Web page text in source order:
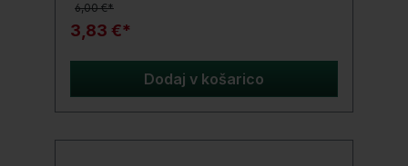
s črnim Daiwa-logotipom. To kompaktno
orodje sodi v vsako ribiško
torbo.Podrobnosti o izdelku: Integriran
karabin
6,00 €*
3,83 €*
Dodaj v košarico